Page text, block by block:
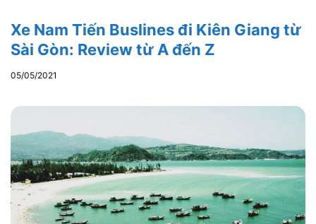
Xe Nam Tiến Buslines đi Kiên Giang từ
Sài Gòn: Review từ A đến Z
05/05/2021